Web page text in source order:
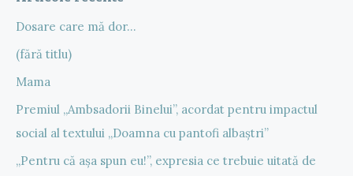
Dosare care mă dor…
(fără titlu)
Mama
Premiul „Ambsadorii Binelui”, acordat pentru impactul
social al textului „Doamna cu pantofi albaștri”
„Pentru că așa spun eu!”, expresia ce trebuie uitată de